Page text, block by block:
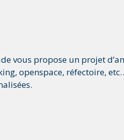
vous propose un projet
openspace, réfectoire,